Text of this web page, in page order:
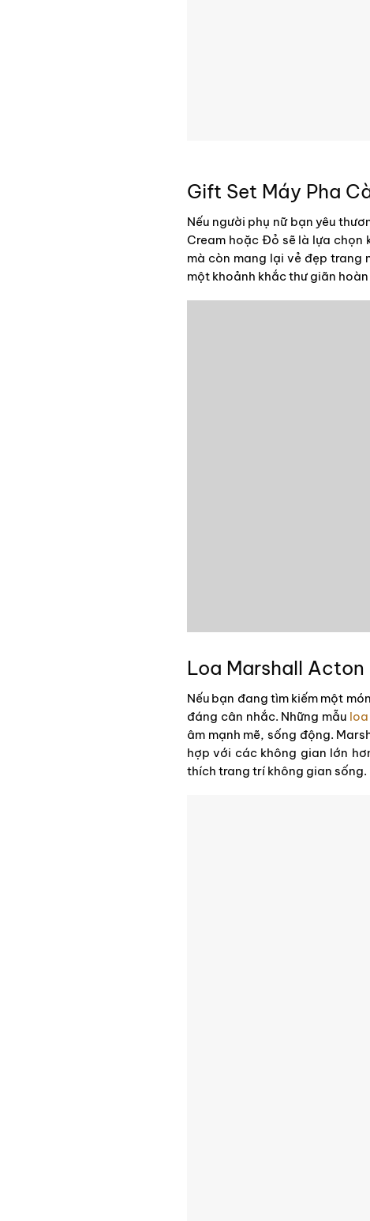
Gift Set Máy Pha
Nếu người phụ nữ bạn yêu
Cream hoặc Đỏ sẽ là lựa chọn
mà còn mang lại vẻ đẹp trang
một khoảnh khắc thư giãn
Loa Marshall Acton
Nếu bạn đang tìm kiếm một
đáng cân nhắc. Những mẫu
âm mạnh mẽ, sống động.
hợp với các không gian lớn
thích trang trí không gian sống.